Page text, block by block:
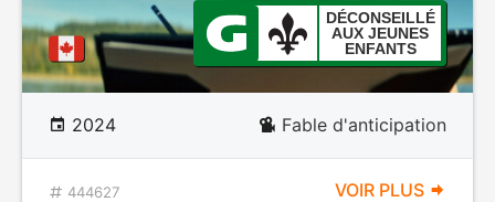
DÉCONSEILLÉ
AUX JEUNES
ENFANTS
2024 Fable d'anticipation
444627 VOIR PLUS